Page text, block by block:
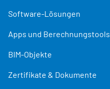
Software-Lösungen
Apps und Berechnungstools
BIM-Objekte
Zertifikate & Dokumente